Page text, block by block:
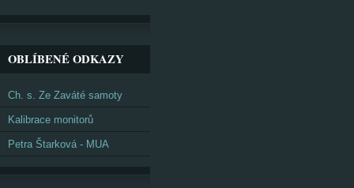
OBLÍBENÉ ODKAZY
Ch. s. Ze Zaváté samoty
Kalibrace monitorů
Petra Štarková - MUA